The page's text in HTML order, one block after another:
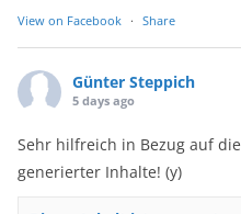
View on Facebook · Share
Günter Steppich
5 days ago
Sehr hilfreich in Bezug auf
generierter Inhalte! (y)